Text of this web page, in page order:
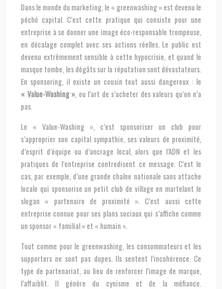
Dans le monde du marketing, le « greenwashing » est devenu le
péché capital. C’est cette pratique qui consiste pour une
entreprise à se donner une image éco-responsable trompeuse,
en décalage complet avec ses actions réelles. Le public est
devenu extrêmement sensible à cette hypocrisie, et quand le
masque tombe, les dégâts sur la réputation sont dévastateurs.
En sponsoring, il existe un cousin tout aussi dangereux : le
« Value-Washing » , ou l’art de s’acheter des valeurs qu’on n’a
pas.
Le « Value-Washing », c’est sponsoriser un club pour
s’approprier son capital sympathie, ses valeurs de proximité,
d’esprit d’équipe ou d’ancrage local, alors que l’ADN et les
pratiques de l’entreprise contredisent ce message. C’est le
cas, par exemple, d’une grande chaîne nationale sans attache
locale qui sponsorise un petit club de village en martelant le
slogan « partenaire de proximité ». C’est aussi cette
entreprise connue pour ses plans sociaux qui s’affiche comme
un sponsor « familial » et « humain ».
Tout comme pour le greenwashing, les consommateurs et les
supporters ne sont pas dupes. Ils sentent l’incohérence. Ce
type de partenariat, au lieu de renforcer l’image de marque,
l’affaiblit. Il génère du cynisme et de la méfiance.